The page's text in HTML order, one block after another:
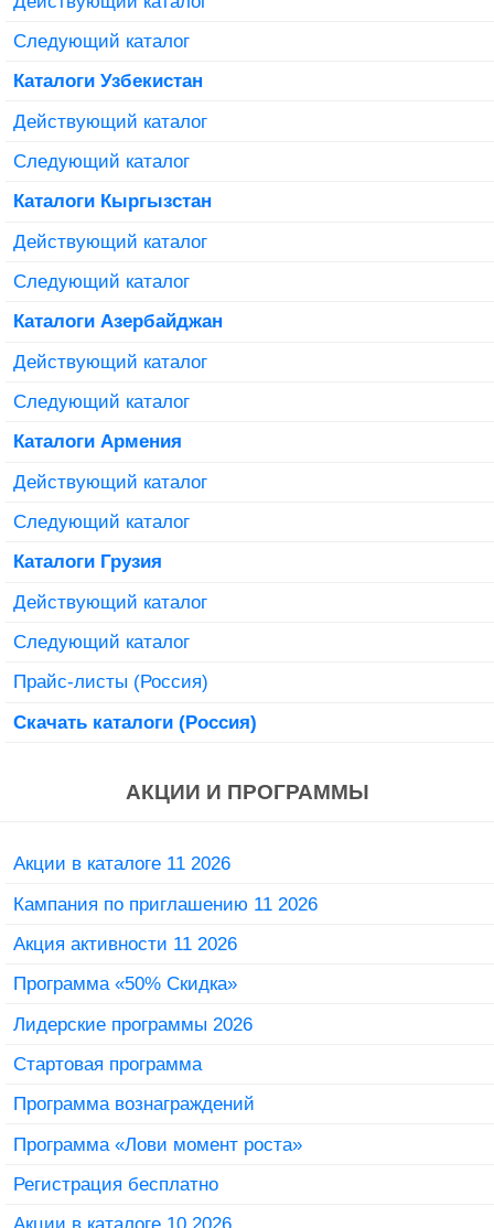
Следующий каталог
Каталоги Узбекистан
Действующий каталог
Следующий каталог
Каталоги Кыргызстан
Действующий каталог
Следующий каталог
Каталоги Азербайджан
Действующий каталог
Следующий каталог
Каталоги Армения
Действующий каталог
Следующий каталог
Каталоги Грузия
Действующий каталог
Следующий каталог
Прайс-листы (Россия)
Скачать каталоги (Россия)
АКЦИИ И ПРОГРАММЫ
Акции в каталоге 11 2026
Кампания по приглашению 11 2026
Акция активности 11 2026
Программа «50% Скидка»
Лидерские программы 2026
Стартовая программа
Программа вознаграждений
Программа «Лови момент роста»
Регистрация бесплатно